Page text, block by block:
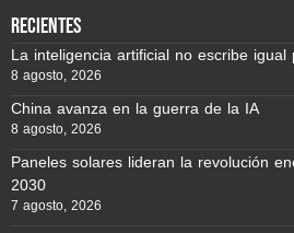
recientes
La inteligencia artificial no escribe
8 agosto, 2026
China avanza en la guerra de la IA
8 agosto, 2026
Paneles solares lideran la revolución
2030
7 agosto, 2026